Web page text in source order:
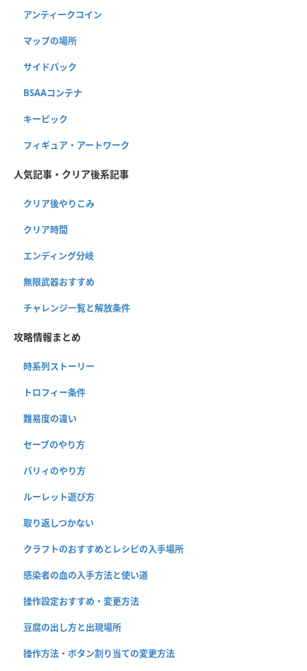
アンティークコイン
マップの場所
サイドパック
BSAAコンテナ
キーピック
フィギュア・アートワーク
人気記事・クリア後系記事
クリア後やりこみ
クリア時間
エンディング分岐
無限武器おすすめ
チャレンジ一覧と解放条件
攻略情報まとめ
時系列ストーリー
トロフィー条件
難易度の違い
セーブのやり方
パリィのやり方
ルーレット遊び方
取り返しつかない
クラフトのおすすめとレシピの入手場所
感染者の血の入手方法と使い道
操作設定おすすめ・変更方法
豆腐の出し方と出現場所
操作方法・ボタン割り当ての変更方法